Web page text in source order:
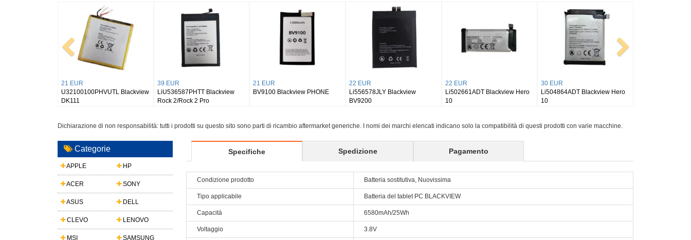
Li504864ADT Blackview Hero
U309094PV-1S2P Blackview
Li318991PVYTL Blackview
Pad 18
DK018 Blackview BV6300 Pro
Li28A4E1HTT Blackview
LiU28104142PVUTL Blackview
Tab 7 Pro/OSCAL Pad 10
Li386284HTT Blackview
Dichiarazione di non responsabilità: tutti i prodotti su questo sito sono parti di ricambio aftermarket generiche. I nomi dei marchi elencati indicano solo la compatibilità di questi prodotti con varie macchine.
Specifiche Spedizione Pagamento
Condizione prodotto Batteria sostitutiva, Nuovissima
Tipo applicabile Batteria del tablet PC BLACKVIEW
Capacità 6580mAh/25Wh
Voltaggio 3.8V
Categorie
APPLE HP
ACER SONY
ASUS DELL
CLEVO LENOVO
MSI SAMSUNG